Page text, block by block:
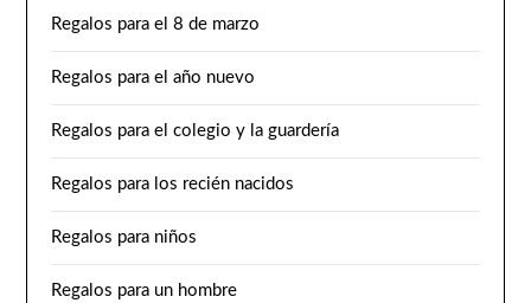
Regalos para el 8 de marzo
Regalos para el año nuevo
Regalos para el colegio y la guardería
Regalos para los recién nacidos
Regalos para niños
Regalos para un hombre